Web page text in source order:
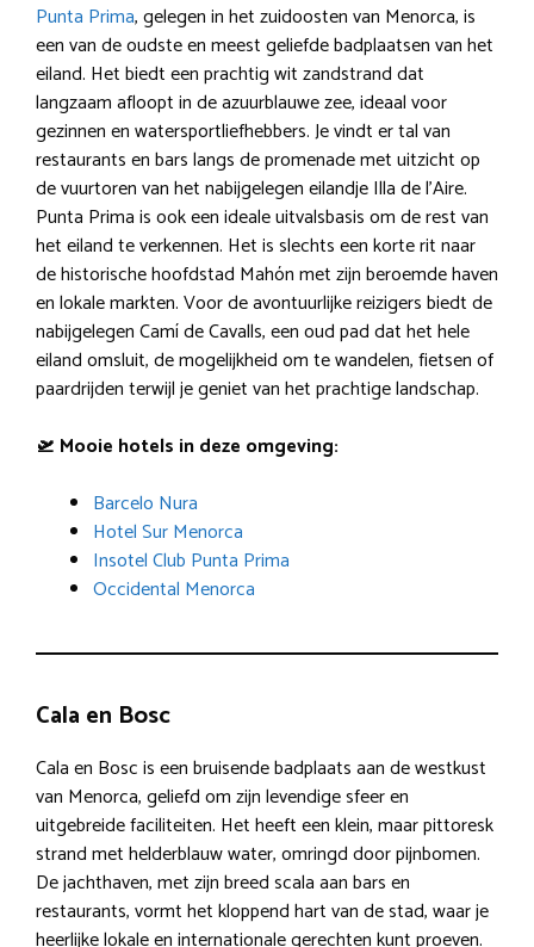
Punta Prima, gelegen in het zuidoosten van Menorca, is
een van de oudste en meest geliefde badplaatsen van het
eiland. Het biedt een prachtig wit zandstrand dat
langzaam afloopt in de azuurblauwe zee, ideaal voor
gezinnen en watersportliefhebbers. Je vindt er tal van
restaurants en bars langs de promenade met uitzicht op
de vuurtoren van het nabijgelegen eilandje Illa de l’Aire.
Punta Prima is ook een ideale uitvalsbasis om de rest van
het eiland te verkennen. Het is slechts een korte rit naar
de historische hoofdstad Mahón met zijn beroemde haven
en lokale markten. Voor de avontuurlijke reizigers biedt de
nabijgelegen Camí de Cavalls, een oud pad dat het hele
eiland omsluit, de mogelijkheid om te wandelen, fietsen of
paardrijden terwijl je geniet van het prachtige landschap.
🛫 Mooie hotels in deze omgeving:
Barcelo Nura
Hotel Sur Menorca
Insotel Club Punta Prima
Occidental Menorca
Cala en Bosc
Cala en Bosc is een bruisende badplaats aan de westkust
van Menorca, geliefd om zijn levendige sfeer en
uitgebreide faciliteiten. Het heeft een klein, maar pittoresk
strand met helderblauw water, omringd door pijnbomen.
De jachthaven, met zijn breed scala aan bars en
restaurants, vormt het kloppend hart van de stad, waar je